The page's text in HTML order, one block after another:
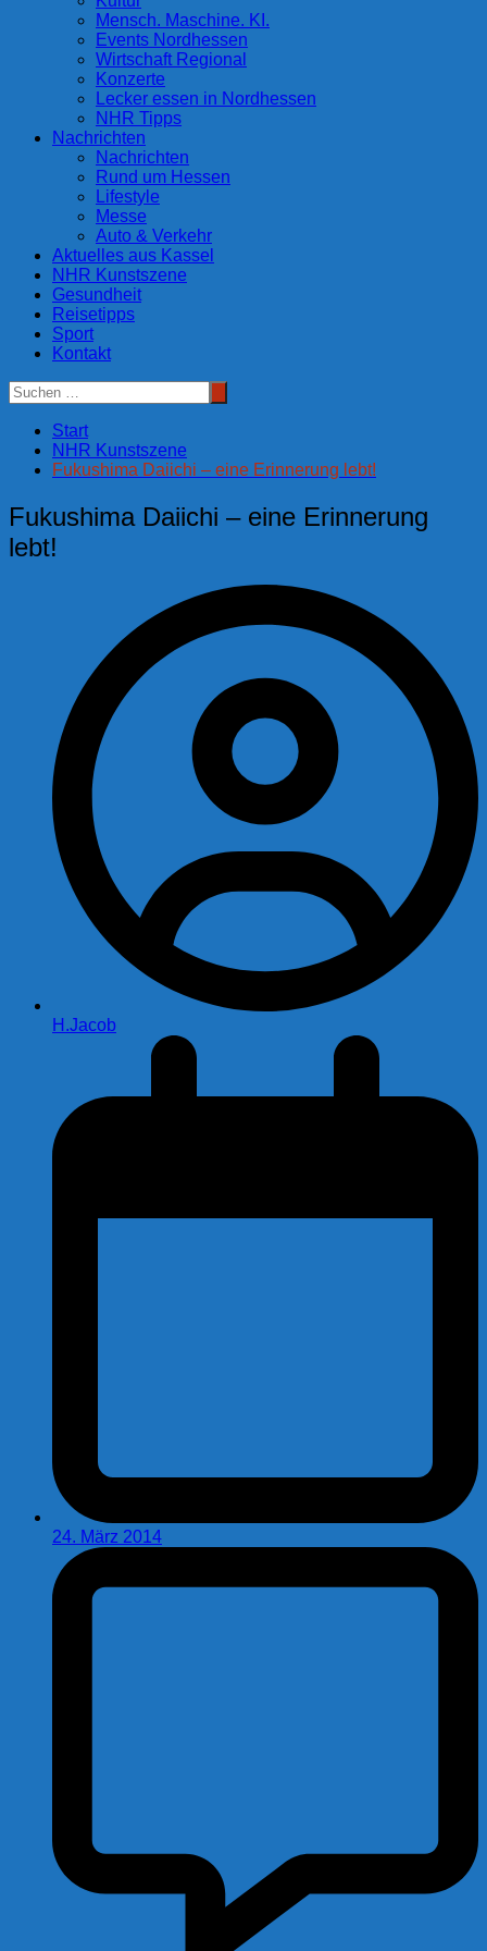
Mensch. Maschine. KI.
Events Nordhessen
Wirtschaft Regional
Konzerte
Lecker essen in Nordhessen
NHR Tipps
Nachrichten
Nachrichten
Rund um Hessen
Lifestyle
Messe
Auto & Verkehr
Aktuelles aus Kassel
NHR Kunstszene
Gesundheit
Reisetipps
Sport
Kontakt
Start
NHR Kunstszene
Fukushima Daiichi – eine Erinnerung lebt!
Fukushima Daiichi – eine Erinnerung
lebt!
H.Jacob
24. März 2014